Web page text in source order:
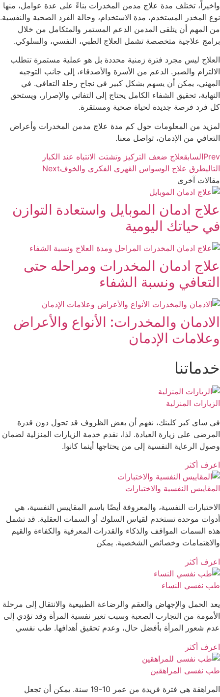
واخيراً، تختلف مدة علاج مدمن المخدرات بناءً على عدة عوامل، منها
نوع المخدر المستخدم، مدة الاستخدام، وحالة الفرد الصحية والنفسية.
من المهم أن يتلقى المدمن الدعم المستمر والمتكامل من خلال
برامج علاجية متخصصة تشمل العلاج الطبي، النفسي، والسلوكي.
العلاج ليس مجرد فترة زمنية محددة بل هو عملية مستمرة تتطلب
الالتزام والصبر. الدعم من الأسرة والأصدقاء، إلى جانب التوجيه
المهني، يمكن أن يسهم بشكل كبير في نجاح رحلة التعافي. في
النهاية، تحقيق الشفاء الكامل يحتاج إلى التفاني والإصرار، ويستحق
كل فرد فرصة جديدة لحياة صحية ومستقرة.
لمزيد من المعلومات حول كم مدة علاج مدمن المخدرات وأعراض
التعافي من الإدمان، تواصل معنا.
Prevالسابقعلاج ضعف التركيز وتشتت الانتباه عند الكبار
التاليطرق علاج الوسواس القهري الفكري والخوفNext
مقالات آخرى
علاج ادمان الموبايل واستعادة التوازن
في حياتك اليومية
علاج ادمان المخدرات ومراحله حتى
التعافي ونسبة الشفاء
الادمان والمخدرات: الأنواع والأعراض
وعلامات الإدمان
خدماتنا
الزيارات المنزلية
في ساي كير كلينك، نفهم أن بعض الظروف قد تحول دون قدرة
المرضى على زيارة العيادة. لذا، نقدم خدمة الزيارات المنزلية لضمان
وصول الرعاية النفسية إلى من يحتاجها أينما كانوا.
اعرف أكثر
المقاييس النفسية والاختبارات
الاختبارات النفسية، والمعروفة أيضًا باسم المقاييس النفسية، هي
أدوات موحدة تستخدم لقياس السلوك أو السمات العقلية. قد تشمل
هذه السمات المواقف والذكاء والقدرات المعرفية والكفاءة والقيم
والاهتمامات وخصائص الشخصية. يمكن
اعرف أكثر
طب نفسي النساء
يعد الحمل والإجهاض والعقم والرضاعة الطبيعية والانتقال إلى مرحلة
الأمومة من التجارب الصعبة وسبب تغير نفسية المرأة وقد تؤدي إلى
عدم شعور المرأة بأفضل حال، وعدم تحقيق أهدافها. طب نفسي
اعرف أكثر
طب نفسى المراهقين
المراهقة هي فترة فريدة من عمر 10-19 سنة. يمكن أن تجعل